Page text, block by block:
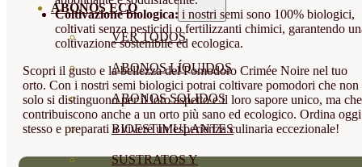
ABONOS ECO
VER TODOS
ABONOS LÍQUIDOS
ABONOS SOLIDOS
BIOESTIMULANTES
SUSTRATOS Y
Coltivazione biologica: i nostri semi sono 100% biologici,
coltivati senza pesticidi o fertilizzanti chimici, garantendo
coltivazione sostenibile ed ecologica.
Scopri il gusto e la bellezza del Pomodoro Crimée Noire nel tuo
orto. Con i nostri semi biologici potrai coltivare pomodori che non
solo si distinguono per il loro aspetto e il loro sapore unico, ma che
contribuiscono anche a un orto più sano ed ecologico. Ordina oggi
stesso e preparati a vivere un’esperienza culinaria eccezionale!